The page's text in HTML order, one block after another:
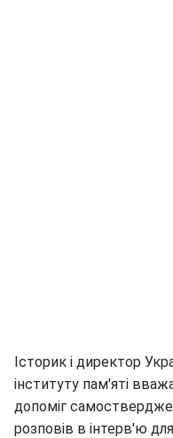
Історик і директор
інституту пам'яті
допоміг
розповів в інтерв'ю